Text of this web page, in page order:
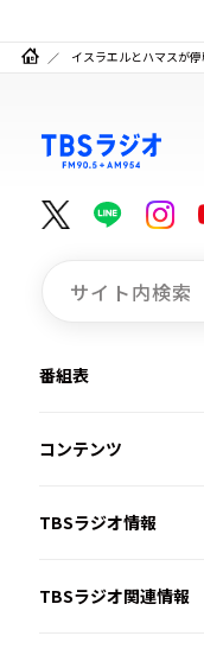
イスラエルとハマスが
番組表
コンテンツ
TBSラジオ情報
TBSラジオ関連情報